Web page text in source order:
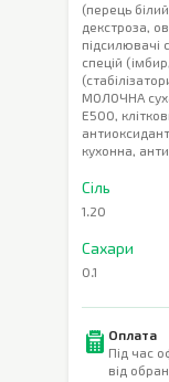
(перець
декстроза,
підсилювачі
спецій
МОЛОЧНА
Е500,
кухонна,
Сіль
1.20
Сахари
0.1
Оплата
Під час
від